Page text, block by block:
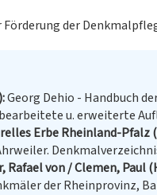
der
Georg Dehio - Handbuch
u. erweiterte
Erbe Rheinland-Pfalz
Rafael von / Clemen, Paul
der Rheinprovinz,